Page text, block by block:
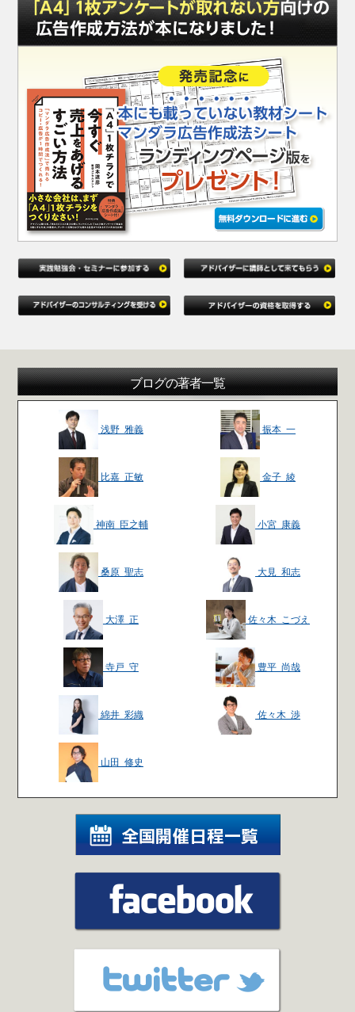
ブログの著者一覧
浅野 雅義 振本 一
比嘉 正敏 金子 綾
神南 臣之輔 小宮 康義
桑原 聖志 大見 和志
大澤 正 佐々木 こづえ
寺戸 守 豊平 尚哉
綿井 彩織 佐々木 渉
山田 修史